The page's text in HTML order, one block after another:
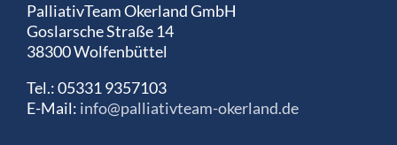
PalliativTeam Okerland GmbH
Goslarsche Straße 14
38300 Wolfenbüttel
Tel.: 05331 9357103
E-Mail: info@palliativteam-okerland.de